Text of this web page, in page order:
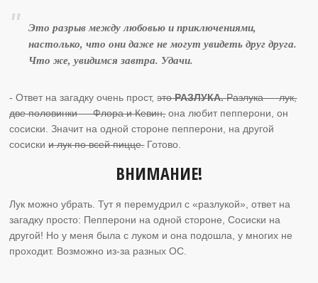
Это разрыв между любовью и приключениями,
настолько, что они даже не могут увидеть друг друга.
Что же, увидимся завтра. Удачи.
- Ответ на загадку очень прост,этоРАЗЛУКА.Разлука — лук,
две половинки — Флора и Кевин,она любит пепперони, он
сосиски. Значит на одной стороне пепперони, на другой
сосискии лук по всей пицце.Готово.
ВНИМАНИЕ!
Лук можно убрать. Тут я перемудрил с «разлукой», ответ на
загадку просто: Пепперони на одной стороне, Сосиски на
другой! Но у меня была с луком и она подошла, у многих не
проходит. Возможно из-за разных ОС.